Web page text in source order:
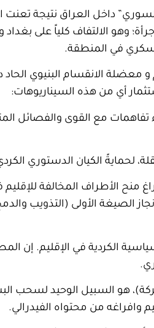
داخل العراق نتيجة تعنت
وهو الالتفاف كلياً على بغداد
في المنطقة.
الانقسام البنيوي الحاد
أي من هذه السيناريوهات:
تفاهمات مع القوى والفصائل
لحمايةً الكيان الدستوري
الأطراف المخالفة للإقليم
الصيغة الأولى (التذويب
الكردية في الإقليم. إن
.
هو السبيل الوحيد لسحب
وافراغه من محتواه الفيدرالي.